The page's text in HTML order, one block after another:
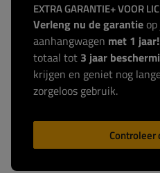
EXTRA GARANTIE+ VOOR
Verleng nu de garantie
aanhangwagen met 1
totaal tot 3 jaar
krijgen en geniet nog
zorgeloos gebruik.
Controleer